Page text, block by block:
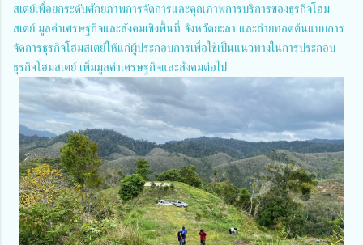
สเตย์เพื่อยกระดับศักยภาพการจัดการและคุณภาพการบริการของธุรกิจโฮม
สเตย์ มูลค่าเศรษฐกิจและสังคมเชิงพื้นที่ จังหวัดยะลา และถ่ายทอดต้นแบบการ
จัดการธุรกิจโฮมสเตย์ให้แก่ผู้ประกอบการเพื่อใช้เป็นแนวทางในการประกอบ
ธุรกิจโฮมสเตย์ เพิ่มมูลค่าเศรษฐกิจและสังคมต่อไป